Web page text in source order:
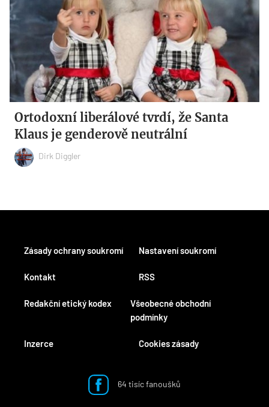
Ortodoxní liberálové tvrdí, že Santa
Klaus je genderově neutrální
Dirk Diggler
Kontakt
Redakční etický kodex
Inzerce
RSS
Všeobecné obchodní
podmínky
Cookies zásady
Zásady ochrany soukromí Nastavení soukromí
64 tisíc fanoušků